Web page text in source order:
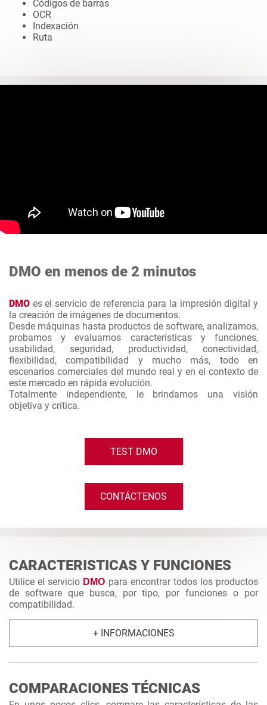
Códigos de barras
OCR
Indexación
Ruta
DMO en menos de 2 minutos
DMO es el servicio de referencia para la impresión digital y
la creación de imágenes de documentos.
Desde máquinas hasta productos de software, analizamos,
probamos y evaluamos características y funciones,
usabilidad, seguridad, productividad, conectividad,
flexibilidad, compatibilidad y mucho más, todo en
escenarios comerciales del mundo real y en el contexto de
este mercado en rápida evolución.
Totalmente independiente, le brindamos una visión
objetiva y crítica.
TEST DMO
CONTÁCTENOS
CARACTERISTICAS Y FUNCIONES
Utilice el servicio DMO para encontrar todos los productos
de software que busca, por tipo, por funciones o por
compatibilidad.
+ INFORMACIONES
COMPARACIONES TÉCNICAS